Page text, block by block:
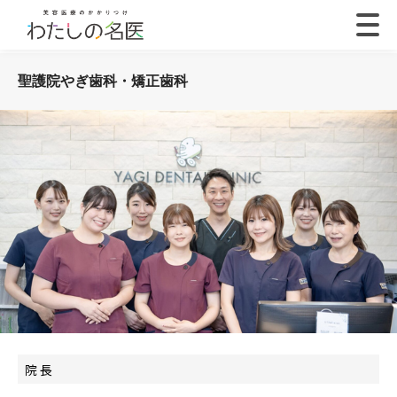
聖護院やぎ歯科・矯正歯科
院 長